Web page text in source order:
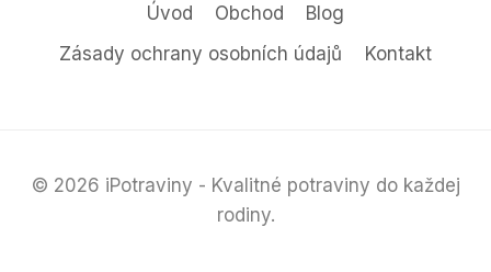
Úvod Obchod
Blog
Zásady ochrany osobních údajů
Kontakt
© 2026 iPotraviny - Kvalitné potraviny do každej
rodiny.